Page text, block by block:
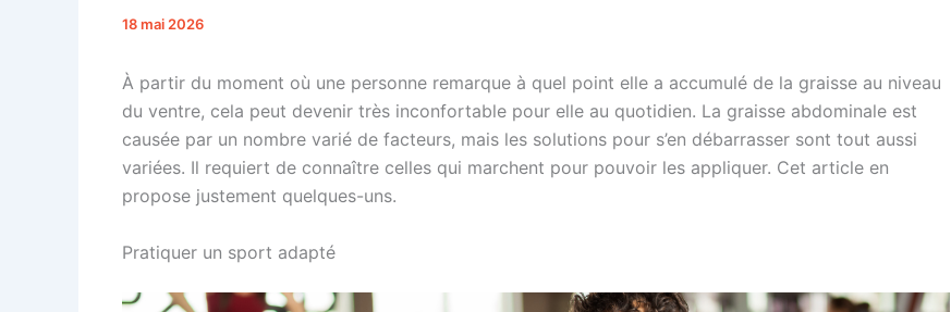
18 mai 2026
À partir du moment où une personne remarque à quel point elle a accumulé de la graisse au niveau
du ventre, cela peut devenir très inconfortable pour elle au quotidien. La graisse abdominale est
causée par un nombre varié de facteurs, mais les solutions pour s’en débarrasser sont tout aussi
variées. Il requiert de connaître celles qui marchent pour pouvoir les appliquer. Cet article en
propose justement quelques-uns.
Pratiquer un sport adapté